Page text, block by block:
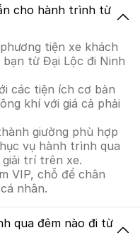
cho hành trình từ
tiện xe khách
từ Đại Lộc đi Ninh
các tiện ích cơ bản
khí với giá cả phải
giường phù hợp
vụ hành trình qua
trí trên xe.
VIP, chỗ để chân
nhân.
qua đêm nào đi từ